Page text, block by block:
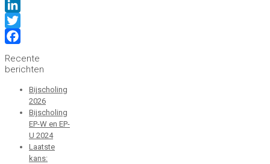
LinkedIn
Twitter
Recente
berichten
Bijscholing
2026
Bijscholing
EP-W en EP-
U 2024
Laatste
kans: